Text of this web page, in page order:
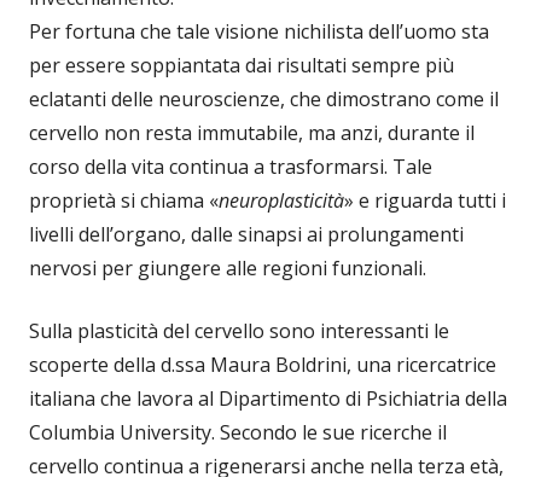
Per fortuna che tale visione nichilista dell’uomo sta
per essere soppiantata dai risultati sempre più
eclatanti delle neuroscienze, che dimostrano come il
cervello non resta immutabile, ma anzi, durante il
corso della vita continua a trasformarsi. Tale
proprietà si chiama «neuroplasticità» e riguarda tutti i
livelli dell’organo, dalle sinapsi ai prolungamenti
nervosi per giungere alle regioni funzionali.
Sulla plasticità del cervello sono interessanti le
scoperte della d.ssa Maura Boldrini, una ricercatrice
italiana che lavora al Dipartimento di Psichiatria della
Columbia University. Secondo le sue ricerche il
cervello continua a rigenerarsi anche nella terza età,